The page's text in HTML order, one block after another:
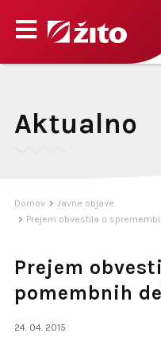
Aktualno
Domov
Javne objave
Prejem obvestila o
Prejem
pomembnih
24. 04. 2015